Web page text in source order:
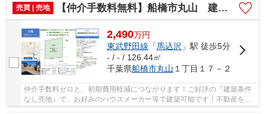
売買 | 売地
【仲介手数料無料】船橋市丸山 建築条件なし売地
2,490万円
東武野田線 「馬込沢 」駅 徒歩5分
- / - / 126.44㎡
千葉県船橋市丸山 １丁目１７－２
仲介手数料ゼロと、初期費用軽減につながります！ご好評の『建築条件
なし売地』で、お好みのハウスメーカー等で建築可能です！不動産を探
すなら、当社にお任せください(#^^#) 仲介手数...